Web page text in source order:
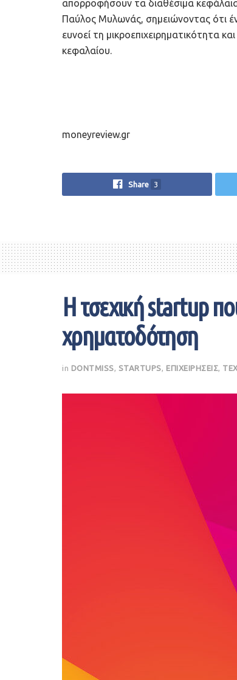
απορροφήσουν τα διαθέσιμα
Παύλος Μυλωνάς, σημειώνοντας ότι
ευνοεί τη μικροεπιχειρηματικότητα
κεφαλαίου.
moneyreview.gr
Share 3
Η τσεχική startup
χρηματοδότηση
in DONTMISS, STARTUPS, ΕΠΙΧΕΙΡΗΣΕΙΣ,